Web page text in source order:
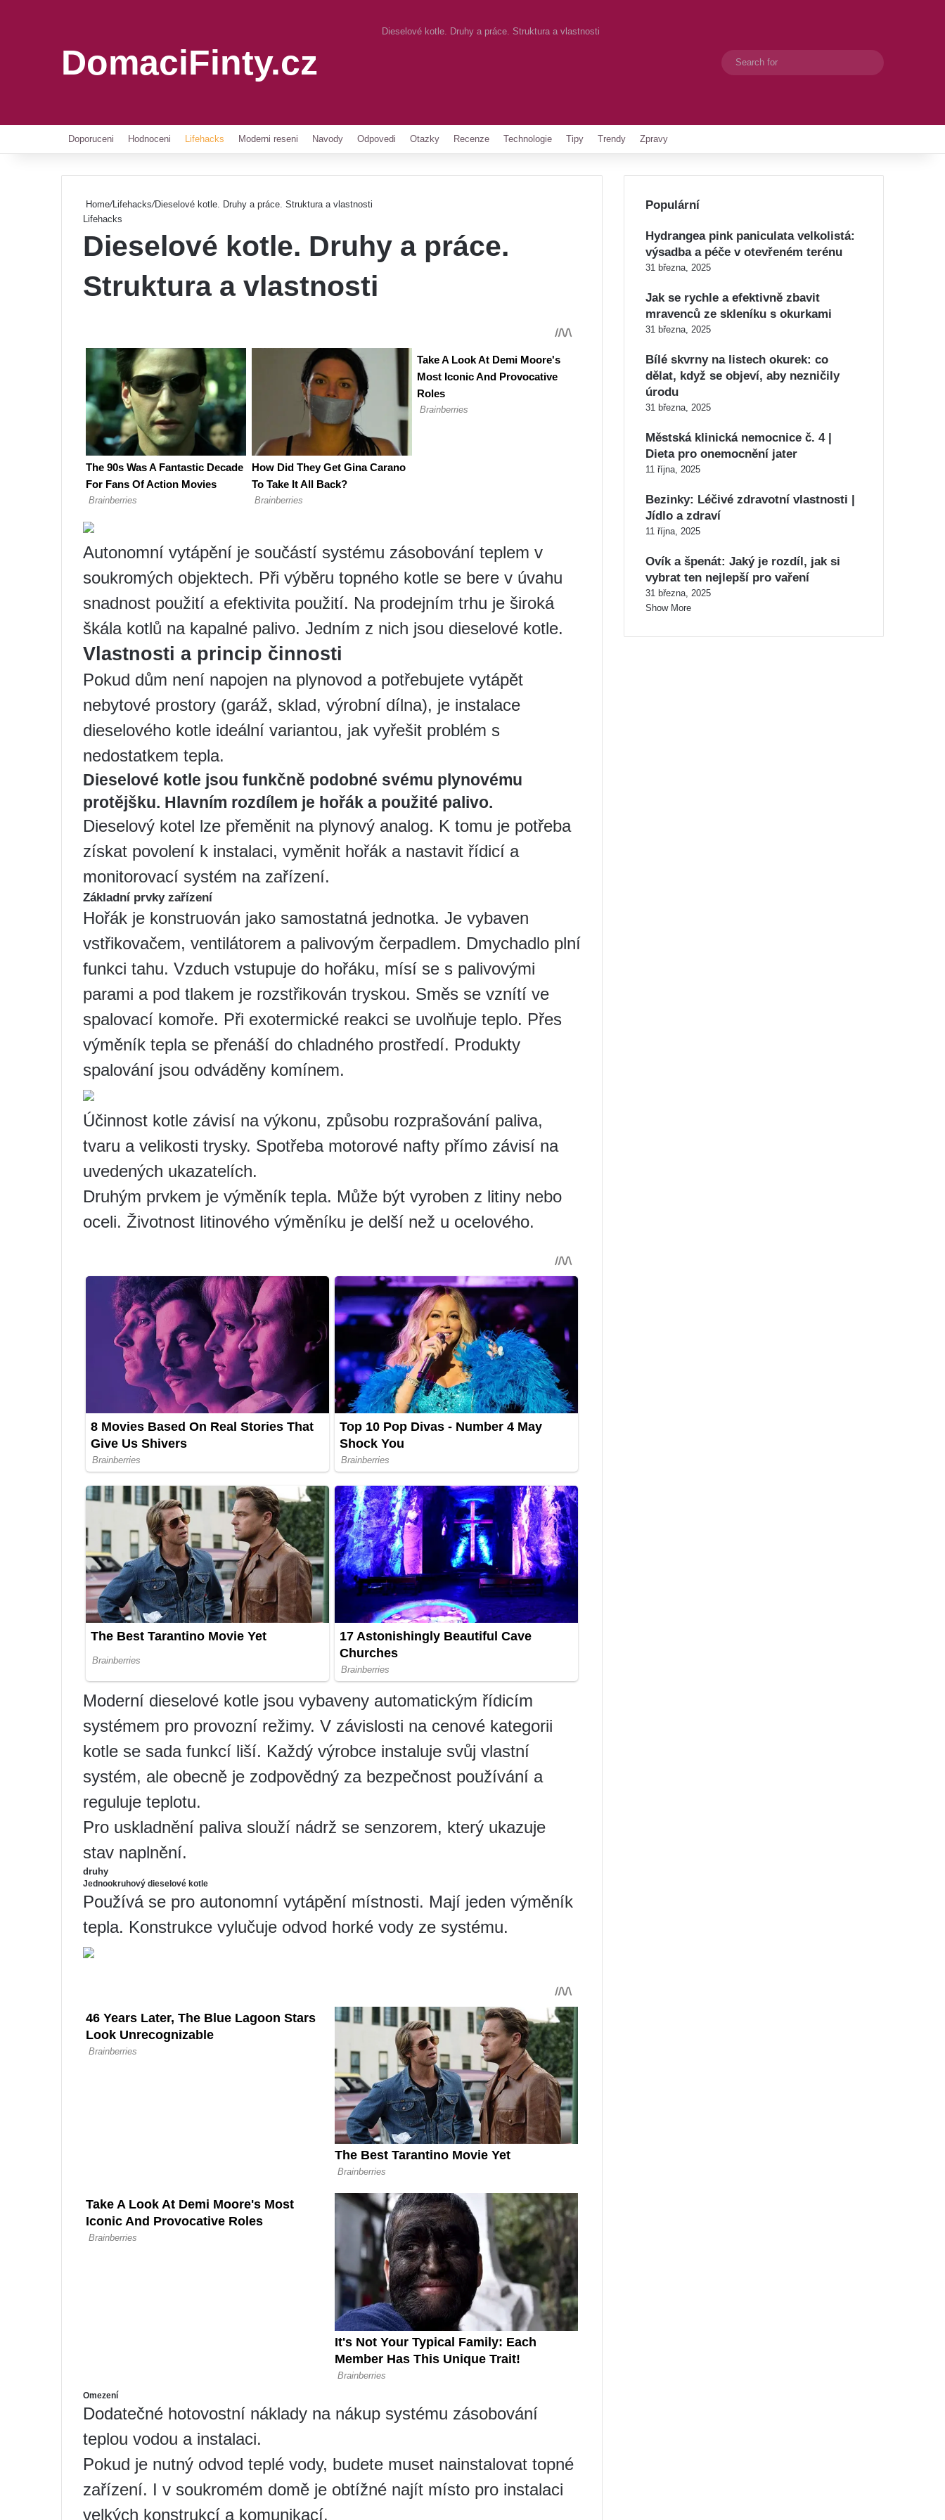
DomaciFinty.cz
Dieselové kotle. Druhy a práce. Struktura a vlastnosti
Switch skin
Doporuceni Hodnoceni Lifehacks Moderni reseni Navody Odpovedi Otazky Recenze Technologie Tipy Trendy Zpravy
Home/Lifehacks/Dieselové kotle. Druhy a práce. Struktura a vlastnosti
Lifehacks
Dieselové kotle. Druhy a práce.
Struktura a vlastnosti
Autonomní vytápění je součástí systému zásobování teplem v
soukromých objektech. Při výběru topného kotle se bere v úvahu
snadnost použití a efektivita použití. Na prodejním trhu je široká
škála kotlů na kapalné palivo. Jedním z nich jsou dieselové kotle.
Vlastnosti a princip činnosti
Pokud dům není napojen na plynovod a potřebujete vytápět
nebytové prostory (garáž, sklad, výrobní dílna), je instalace
dieselového kotle ideální variantou, jak vyřešit problém s
nedostatkem tepla.
Dieselové kotle jsou funkčně podobné svému plynovému
protějšku. Hlavním rozdílem je hořák a použité palivo.
Dieselový kotel lze přeměnit na plynový analog. K tomu je potřeba
získat povolení k instalaci, vyměnit hořák a nastavit řídicí a
monitorovací systém na zařízení.
Základní prvky zařízení
Hořák je konstruován jako samostatná jednotka. Je vybaven
vstřikovačem, ventilátorem a palivovým čerpadlem. Dmychadlo plní
funkci tahu. Vzduch vstupuje do hořáku, mísí se s palivovými
parami a pod tlakem je rozstřikován tryskou. Směs se vznítí ve
spalovací komoře. Při exotermické reakci se uvolňuje teplo. Přes
výměník tepla se přenáší do chladného prostředí. Produkty
spalování jsou odváděny komínem.
Účinnost kotle závisí na výkonu, způsobu rozprašování paliva,
tvaru a velikosti trysky. Spotřeba motorové nafty přímo závisí na
uvedených ukazatelích.
Druhým prvkem je výměník tepla. Může být vyroben z litiny nebo
oceli. Životnost litinového výměníku je delší než u ocelového.
Moderní dieselové kotle jsou vybaveny automatickým řídicím
systémem pro provozní režimy. V závislosti na cenové kategorii
kotle se sada funkcí liší. Každý výrobce instaluje svůj vlastní
systém, ale obecně je zodpovědný za bezpečnost používání a
reguluje teplotu.
Pro uskladnění paliva slouží nádrž se senzorem, který ukazuje
stav naplnění.
druhy
Jednookruhový dieselové kotle
Používá se pro autonomní vytápění místnosti. Mají jeden výměník
tepla. Konstrukce vylučuje odvod horké vody ze systému.
Omezení
Dodatečné hotovostní náklady na nákup systému zásobování
teplou vodou a instalaci.
Pokud je nutný odvod teplé vody, budete muset nainstalovat topné
zařízení. I v soukromém domě je obtížné najít místo pro instalaci
velkých konstrukcí a komunikací.
Populární
Hydrangea pink paniculata velkolistá:
výsadba a péče v otevřeném terénu
31 března, 2025
Jak se rychle a efektivně zbavit
mravenců ze skleníku s okurkami
31 března, 2025
Bílé skvrny na listech okurek: co
dělat, když se objeví, aby nezničily
úrodu
31 března, 2025
Městská klinická nemocnice č. 4 |
Dieta pro onemocnění jater
11 října, 2025
Bezinky: Léčivé zdravotní vlastnosti |
Jídlo a zdraví
11 října, 2025
Ovík a špenát: Jaký je rozdíl, jak si
vybrat ten nejlepší pro vaření
31 března, 2025
Show More